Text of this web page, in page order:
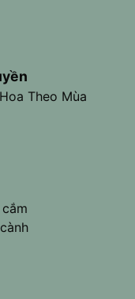
Theo Mùa